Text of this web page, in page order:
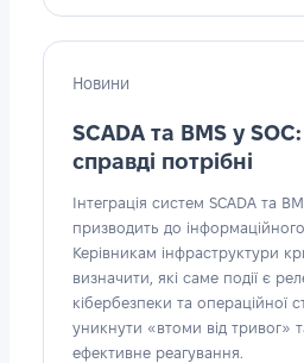
Новини
SCADA та BMS у SOC:
справді потрібні
Інтеграція систем SCADA та
призводить до
Керівникам інфраструктури
визначити, які саме події є
кібербезпеки та операційної
уникнути «втоми від тривог»
ефективне реагування.